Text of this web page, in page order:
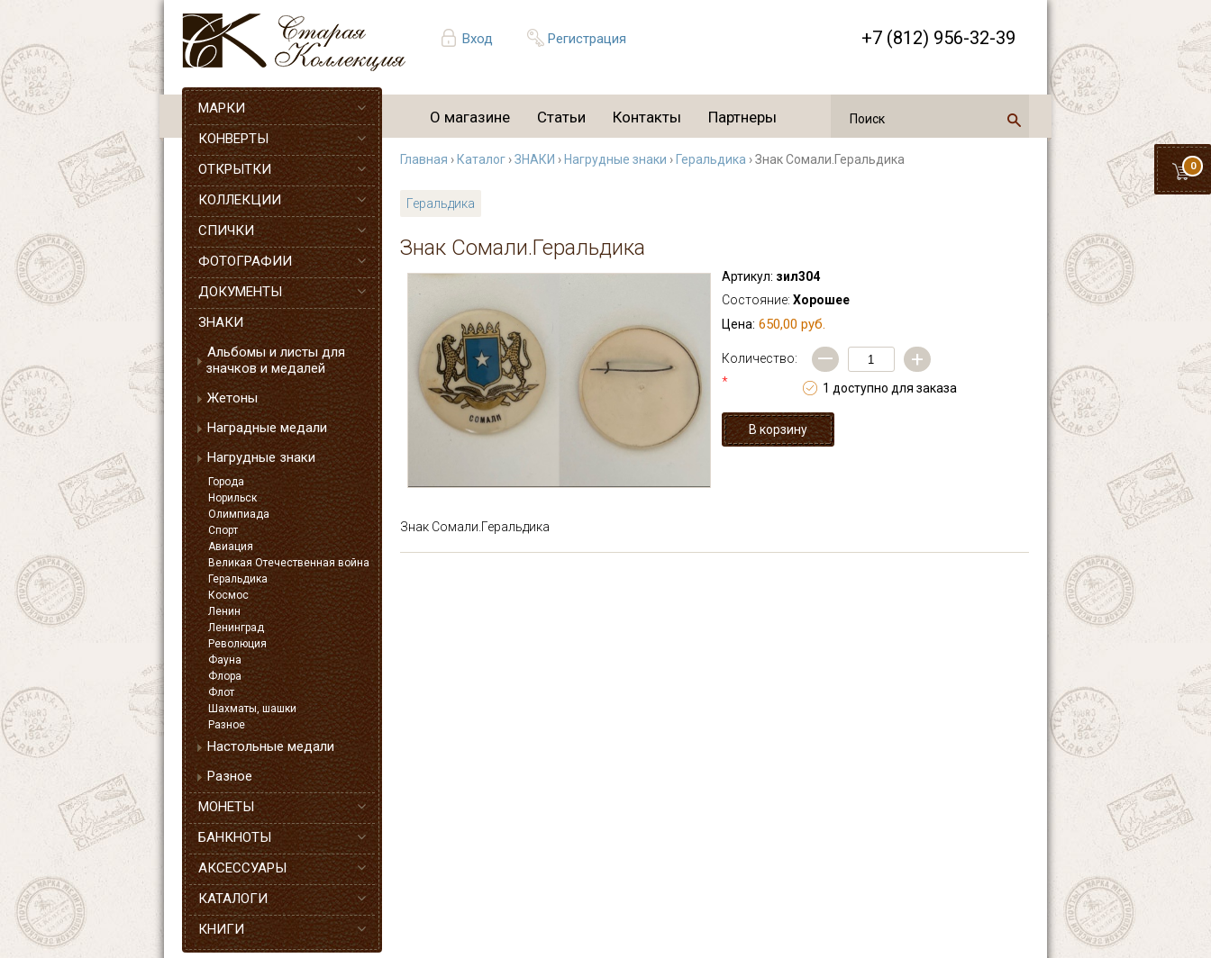
Вход Регистрация +7 (812) 956-32-39
0
О магазине Статьи Контакты Партнеры
МАРКИ
КОНВЕРТЫ
ОТКРЫТКИ
КОЛЛЕКЦИИ
СПИЧКИ
ФОТОГРАФИИ
ДОКУМЕНТЫ
ЗНАКИ
Альбомы и листы для
значков и медалей
Жетоны
Наградные медали
Нагрудные знаки
Города
Норильск
Олимпиада
Спорт
Авиация
Великая Отечественная война
Геральдика
Космос
Ленин
Ленинград
Революция
Фауна
Флора
Флот
Шахматы, шашки
Разное
Настольные медали
Разное
МОНЕТЫ
БАНКНОТЫ
АКСЕССУАРЫ
КАТАЛОГИ
КНИГИ
Главная › Каталог ›ЗНАКИ › Нагрудные знаки › Геральдика › Знак Сомали.Геральдика
Геральдика
Знак Сомали.Геральдика
Артикул: зил304
Состояние: Хорошее
Цена: 650,00 руб.
Количество:
*
— +
1 доступно для заказа
Знак Сомали.Геральдика